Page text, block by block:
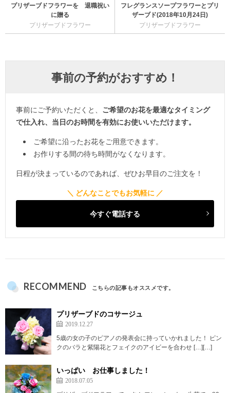
プリザーブドフラワーを 退職祝い
に贈る
プリザーブドフラワー
フレグランスソープフラワーとプリ
ザーブド(2018年10月24日)
プリザーブドフラワー
事前の予約がおすすめ！
事前にご予約いただくと、 ご希望のお花を最適なタイミング
で仕入れ、当日のお時間を有効にお使いいただけます。
ご希望に沿ったお花をご用意できます。
お作りする間の待ち時間がなくなります。
日程が決まっているのであれば、ぜひお早目のご注文を！
今すぐ電話する
RECOMMEND こちらの記事もオススメです。
プリザーブドのコサージュ
2019.12.27
5歳の女の子のピアノの発表会に持っていかれました！ ピン
クのバラと紫陽花とフェイクのアイビーを合わせ […][…]
いっぱい お仕事しました！
2018.07.05